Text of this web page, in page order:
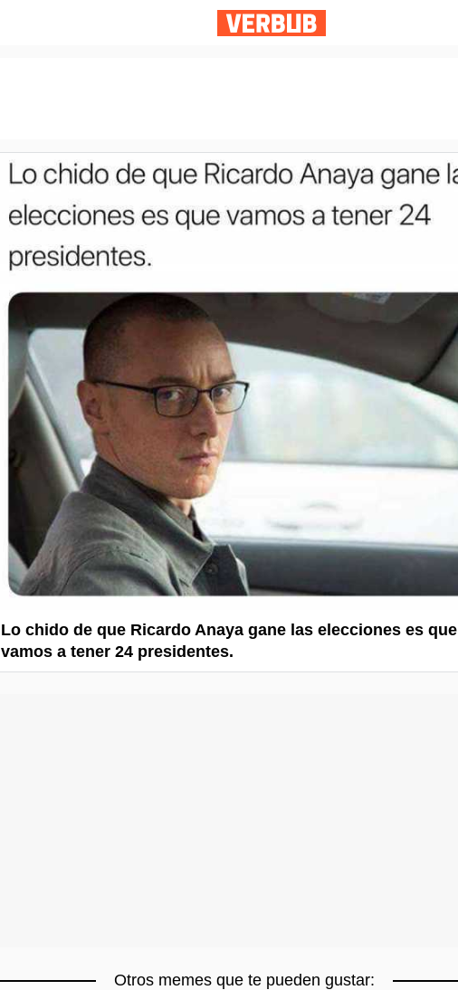
Lo chido de que Ricardo Anaya gane las elecciones es que
vamos a tener 24 presidentes.
Otros memes que te pueden gustar: